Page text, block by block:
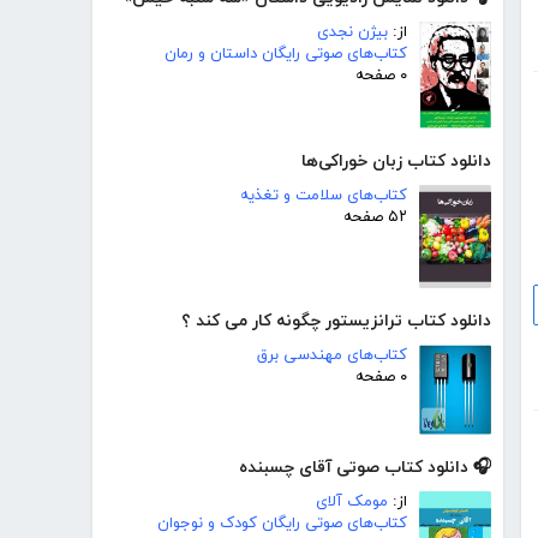
از: بیژن نجدی
کتاب‌های صوتی رایگان داستان و رمان
۰ صفحه
دانلود کتاب زبان خوراکی‌ها
کتاب‌های سلامت و تغذیه
۵۲ صفحه
دانلود کتاب ترانزیستور چگونه کار می کند ؟
کتاب‌های مهندسی برق
۰ صفحه
🎧 دانلود کتاب صوتی آقای چسبنده
از: مومک آلای
کتاب‌های صوتی رایگان کودک و نوجوان